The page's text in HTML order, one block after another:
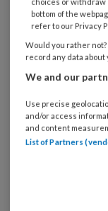
Er is nu geen
waar
kampen, te
ontregeling
volwassenen
bottom of the
refer to our Privacy
Would you rather
record any data about
We and our
Use precise
and/or access
and content
List of Partners